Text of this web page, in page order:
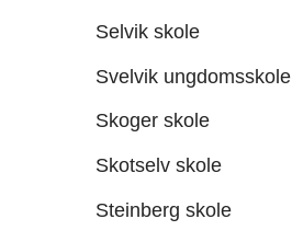
Selvik skole
Svelvik ungdomsskole
Skoger skole
Skotselv skole
Steinberg skole